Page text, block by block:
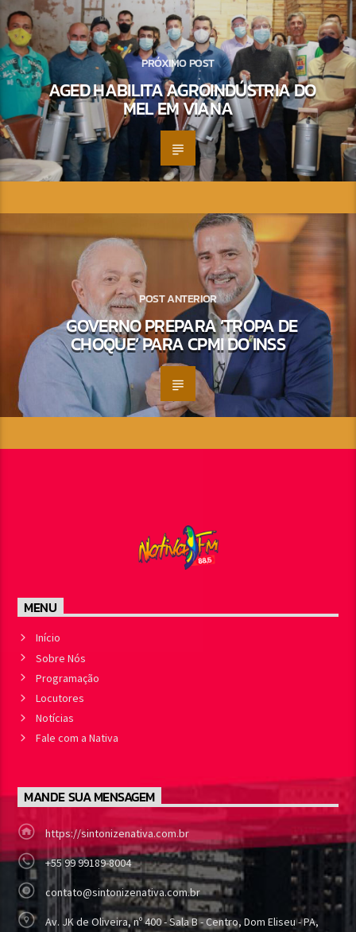
PRÓXIMO POST
AGED HABILITA AGROINDÚSTRIA DO
MEL EM VIANA
POST ANTERIOR
GOVERNO PREPARA ‘TROPA DE
CHOQUE’ PARA CPMI DO INSS
MENU
Início
Sobre Nós
Programação
Locutores
Notícias
Fale com a Nativa
MANDE SUA MENSAGEM
https://sintonizenativa.com.br
+55 99 99189-8004
contato@sintonizenativa.com.br
Av. JK de Oliveira, nº 400 - Sala B - Centro, Dom Eliseu - PA,